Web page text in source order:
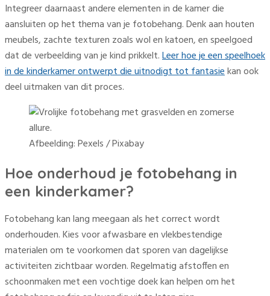
Integreer daarnaast andere elementen in de kamer die
aansluiten op het thema van je fotobehang. Denk aan houten
meubels, zachte texturen zoals wol en katoen, en speelgoed
dat de verbeelding van je kind prikkelt.Leer hoe je een speelhoek
in de kinderkamer ontwerpt die uitnodigt tot fantasiekan ook
deel uitmaken van dit proces.
Afbeelding: Pexels / Pixabay
Hoe onderhoud je fotobehang in
een kinderkamer?
Fotobehang kan lang meegaan als het correct wordt
onderhouden. Kies voor afwasbare en vlekbestendige
materialen om te voorkomen dat sporen van dagelijkse
activiteiten zichtbaar worden. Regelmatig afstoffen en
schoonmaken met een vochtige doek kan helpen om het